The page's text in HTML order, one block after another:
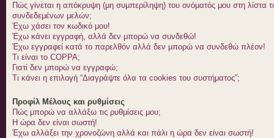
Πώς γίνεται η απόκρυψη (μη συμπερίληψη) του ονόματός μου στη λίστα
συνδεδεμένων μελών;
Έχω χάσει τον κωδικό μου!
Έχω κάνει εγγραφή, αλλά δεν μπορώ να συνδεθώ!
Έχω εγγραφεί κατά το παρελθόν αλλά δεν μπορώ να συνδεθώ πλέον!
Τι είναι το COPPA;
Γιατί δεν μπορώ να εγγραφώ;
Τι κάνει η επιλογή “Διαγράψτε όλα τα cookies του συστήματος”;
Προφίλ Μέλους και ρυθμίσεις
Πώς μπορώ να αλλάξω τις ρυθμίσεις μου;
Η ώρα δεν είναι σωστή!
Έχω αλλάξει την χρονοζώνη αλλά και πάλι η ώρα δεν είναι σωστή!